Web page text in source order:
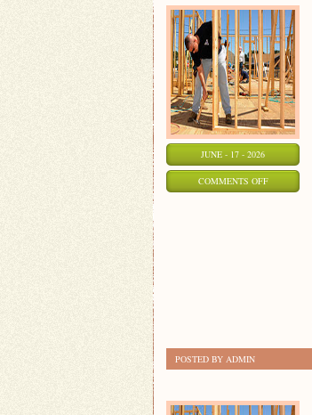
JUNE - 17 - 2026
COMMENTS OFFON
POSTED BY ADMIN